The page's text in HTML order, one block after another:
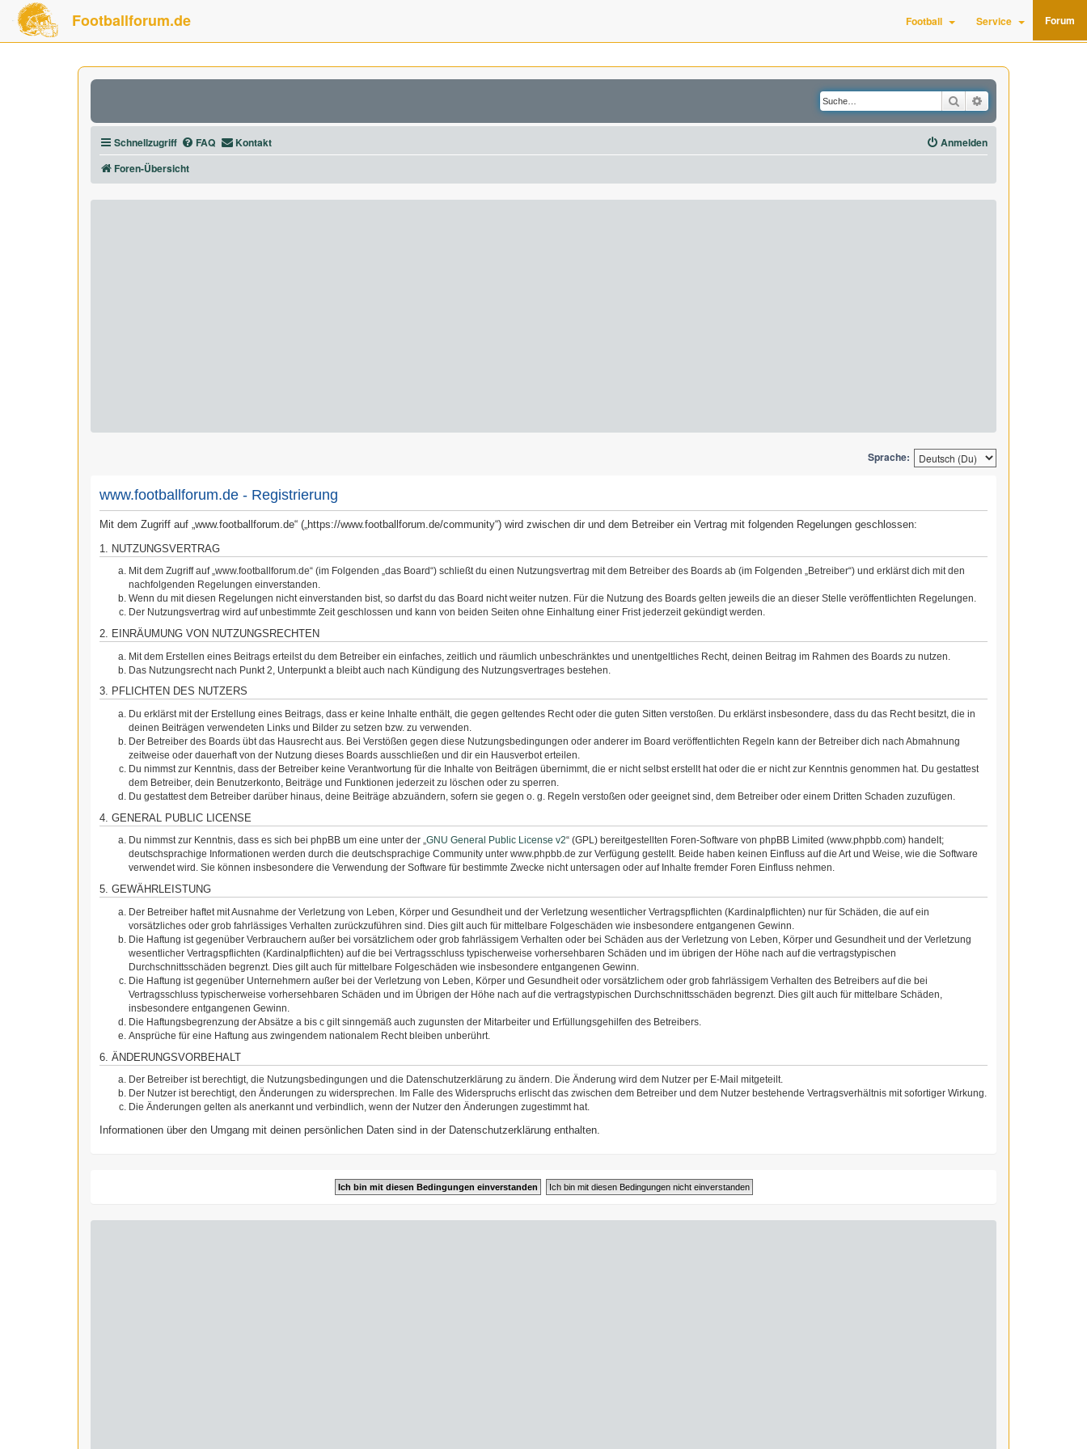
Footballforum.de Football Service Forum
Suche
Schnellzugriff FAQ Kontakt
Anmelden
Foren-Übersicht
Sprache:
www.footballforum.de - Registrierung
Mit dem Zugriff auf „www.footballforum.de“ („https://www.footballforum.de/community“) wird zwischen dir und dem Betreiber ein Vertrag mit folgenden Regelungen geschlossen:
1. NUTZUNGSVERTRAG
Mit dem Zugriff auf „www.footballforum.de“ (im Folgenden „das Board“) schließt du einen Nutzungsvertrag mit dem Betreiber des Boards ab (im Folgenden „Betreiber“) und erklärst dich mit den
nachfolgenden Regelungen einverstanden.
Wenn du mit diesen Regelungen nicht einverstanden bist, so darfst du das Board nicht weiter nutzen. Für die Nutzung des Boards gelten jeweils die an dieser Stelle veröffentlichten Regelungen.
Der Nutzungsvertrag wird auf unbestimmte Zeit geschlossen und kann von beiden Seiten ohne Einhaltung einer Frist jederzeit gekündigt werden.
2. EINRÄUMUNG VON NUTZUNGSRECHTEN
Mit dem Erstellen eines Beitrags erteilst du dem Betreiber ein einfaches, zeitlich und räumlich unbeschränktes und unentgeltliches Recht, deinen Beitrag im Rahmen des Boards zu nutzen.
Das Nutzungsrecht nach Punkt 2, Unterpunkt a bleibt auch nach Kündigung des Nutzungsvertrages bestehen.
3. PFLICHTEN DES NUTZERS
Du erklärst mit der Erstellung eines Beitrags, dass er keine Inhalte enthält, die gegen geltendes Recht oder die guten Sitten verstoßen. Du erklärst insbesondere, dass du das Recht besitzt, die in
deinen Beiträgen verwendeten Links und Bilder zu setzen bzw. zu verwenden.
Der Betreiber des Boards übt das Hausrecht aus. Bei Verstößen gegen diese Nutzungsbedingungen oder anderer im Board veröffentlichten Regeln kann der Betreiber dich nach Abmahnung
zeitweise oder dauerhaft von der Nutzung dieses Boards ausschließen und dir ein Hausverbot erteilen.
Du nimmst zur Kenntnis, dass der Betreiber keine Verantwortung für die Inhalte von Beiträgen übernimmt, die er nicht selbst erstellt hat oder die er nicht zur Kenntnis genommen hat. Du gestattest
dem Betreiber, dein Benutzerkonto, Beiträge und Funktionen jederzeit zu löschen oder zu sperren.
Du gestattest dem Betreiber darüber hinaus, deine Beiträge abzuändern, sofern sie gegen o. g. Regeln verstoßen oder geeignet sind, dem Betreiber oder einem Dritten Schaden zuzufügen.
4. GENERAL PUBLIC LICENSE
Du nimmst zur Kenntnis, dass es sich bei phpBB um eine unter der „GNU General Public License v2“ (GPL) bereitgestellten Foren-Software von phpBB Limited (www.phpbb.com) handelt;
deutschsprachige Informationen werden durch die deutschsprachige Community unter www.phpbb.de zur Verfügung gestellt. Beide haben keinen Einfluss auf die Art und Weise, wie die Software
verwendet wird. Sie können insbesondere die Verwendung der Software für bestimmte Zwecke nicht untersagen oder auf Inhalte fremder Foren Einfluss nehmen.
5. GEWÄHRLEISTUNG
Der Betreiber haftet mit Ausnahme der Verletzung von Leben, Körper und Gesundheit und der Verletzung wesentlicher Vertragspflichten (Kardinalpflichten) nur für Schäden, die auf ein
vorsätzliches oder grob fahrlässiges Verhalten zurückzuführen sind. Dies gilt auch für mittelbare Folgeschäden wie insbesondere entgangenen Gewinn.
Die Haftung ist gegenüber Verbrauchern außer bei vorsätzlichem oder grob fahrlässigem Verhalten oder bei Schäden aus der Verletzung von Leben, Körper und Gesundheit und der Verletzung
wesentlicher Vertragspflichten (Kardinalpflichten) auf die bei Vertragsschluss typischerweise vorhersehbaren Schäden und im übrigen der Höhe nach auf die vertragstypischen
Durchschnittsschäden begrenzt. Dies gilt auch für mittelbare Folgeschäden wie insbesondere entgangenen Gewinn.
Die Haftung ist gegenüber Unternehmern außer bei der Verletzung von Leben, Körper und Gesundheit oder vorsätzlichem oder grob fahrlässigem Verhalten des Betreibers auf die bei
Vertragsschluss typischerweise vorhersehbaren Schäden und im Übrigen der Höhe nach auf die vertragstypischen Durchschnittsschäden begrenzt. Dies gilt auch für mittelbare Schäden,
insbesondere entgangenen Gewinn.
Die Haftungsbegrenzung der Absätze a bis c gilt sinngemäß auch zugunsten der Mitarbeiter und Erfüllungsgehilfen des Betreibers.
Ansprüche für eine Haftung aus zwingendem nationalem Recht bleiben unberührt.
6. ÄNDERUNGSVORBEHALT
Der Betreiber ist berechtigt, die Nutzungsbedingungen und die Datenschutzerklärung zu ändern. Die Änderung wird dem Nutzer per E-Mail mitgeteilt.
Der Nutzer ist berechtigt, den Änderungen zu widersprechen. Im Falle des Widerspruchs erlischt das zwischen dem Betreiber und dem Nutzer bestehende Vertragsverhältnis mit sofortiger Wirkung.
Die Änderungen gelten als anerkannt und verbindlich, wenn der Nutzer den Änderungen zugestimmt hat.
Informationen über den Umgang mit deinen persönlichen Daten sind in der Datenschutzerklärung enthalten.